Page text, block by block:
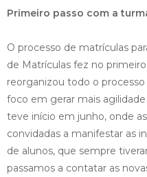
Primeiro passo com a
O processo de matrículas
de Matrículas fez no
reorganizou todo o
foco em gerar mais
teve início em junho, onde
convidadas a manifestar as
de alunos, que sempre
passamos a contatar as